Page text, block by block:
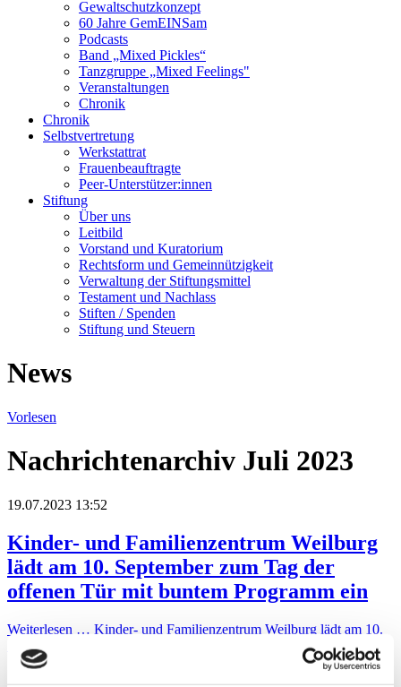
Gewaltschutzkonzept
60 Jahre GemEINSam
Podcasts
Band „Mixed Pickles“
Tanzgruppe „Mixed Feelings"
Veranstaltungen
Chronik
Chronik
Selbstvertretung
Werkstattrat
Frauenbeauftragte
Peer-Unterstützer:innen
Stiftung
Über uns
Leitbild
Vorstand und Kuratorium
Rechtsform und Gemeinnützigkeit
Verwaltung der Stiftungsmittel
Testament und Nachlass
Stiften / Spenden
Stiftung und Steuern
News
Vorlesen
Nachrichtenarchiv Juli 2023
19.07.2023 13:52
Kinder- und Familienzentrum Weilburg
lädt am 10. September zum Tag der
offenen Tür mit buntem Programm ein
Weiterlesen … Kinder- und Familienzentrum Weilburg lädt am 10.
September zum Tag der offenen Tür mit buntem Programm ein